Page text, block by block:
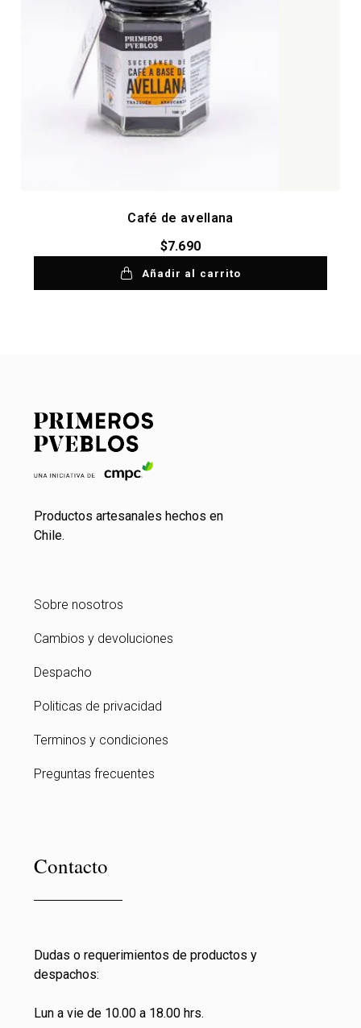
Café de avellana
$7.690
Añadir al carrito
Productos artesanales hechos en
Chile.
Sobre nosotros
Cambios y devoluciones
Despacho
Politicas de privacidad
Terminos y condiciones
Preguntas frecuentes
Contacto
Dudas o requerimientos de productos y
despachos:
Lun a vie de 10.00 a 18.00 hrs.